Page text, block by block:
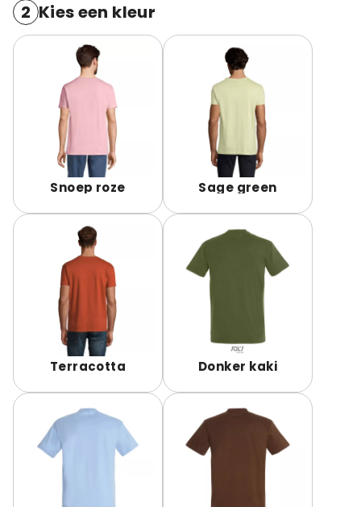
2 Kies een kleur
Snoep roze Sage green
Terracotta Donker kaki